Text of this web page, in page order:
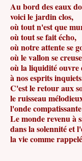
Au bord des eaux
voici le jardin clos,
où tout n'est que
où tout se fait écho,
où notre attente se
où le vallon se
où la liquidité ouvre
à nos esprits
C'est le retour aux
le ruisseau
l'onde
Le monde revenu à
dans la solennité et
la vie comme